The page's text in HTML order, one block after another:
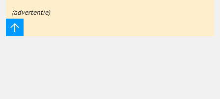
ICT
(advertentie)